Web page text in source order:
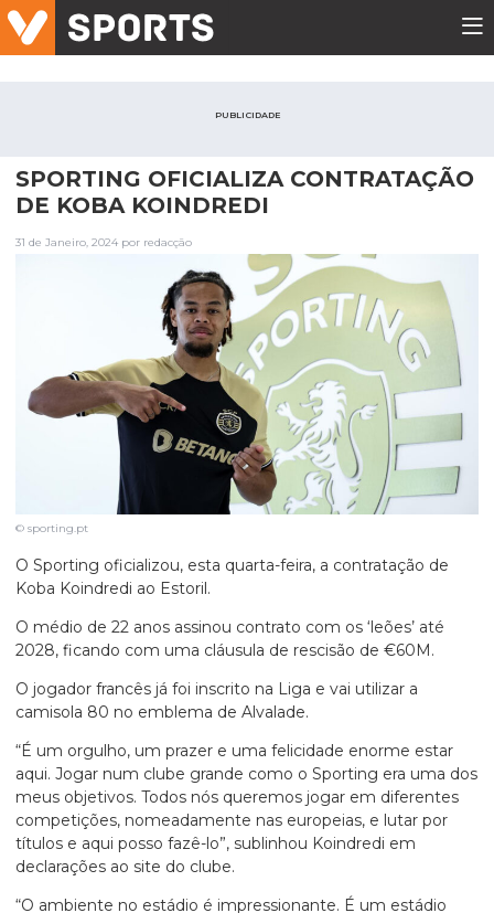
PUBLICIDADE
SPORTING OFICIALIZA CONTRATAÇÃO
DE KOBA KOINDREDI
31 de Janeiro, 2024 por redacção
© sporting.pt
O Sporting oficializou, esta quarta-feira, a contratação de
Koba Koindredi ao Estoril.
O médio de 22 anos assinou contrato com os ‘leões’ até
2028, ficando com uma cláusula de rescisão de €60M.
O jogador francês já foi inscrito na Liga e vai utilizar a
camisola 80 no emblema de Alvalade.
“É um orgulho, um prazer e uma felicidade enorme estar
aqui. Jogar num clube grande como o Sporting era uma dos
meus objetivos. Todos nós queremos jogar em diferentes
competições, nomeadamente nas europeias, e lutar por
títulos e aqui posso fazê-lo”, sublinhou Koindredi em
declarações ao site do clube.
“O ambiente no estádio é impressionante. É um estádio